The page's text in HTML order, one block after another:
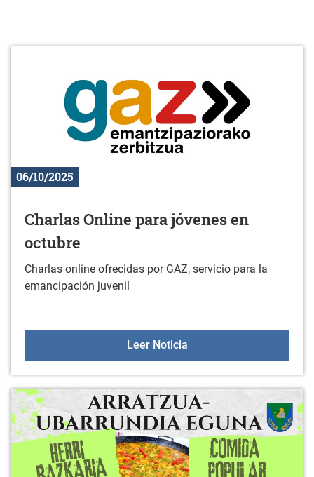
06/10/2025
Charlas Online para jóvenes en
octubre
Charlas online ofrecidas por GAZ, servicio para la
emancipación juvenil
Leer NoticiaCharlas Online para